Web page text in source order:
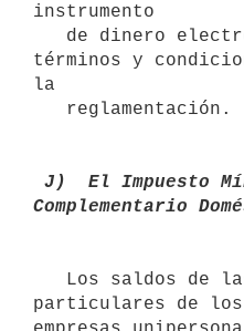
instrumento
términos y
la
Complementario
particulares de